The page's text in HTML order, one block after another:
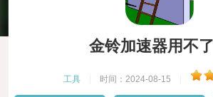
金铃加速器用不
工具 时间：2024-08-15